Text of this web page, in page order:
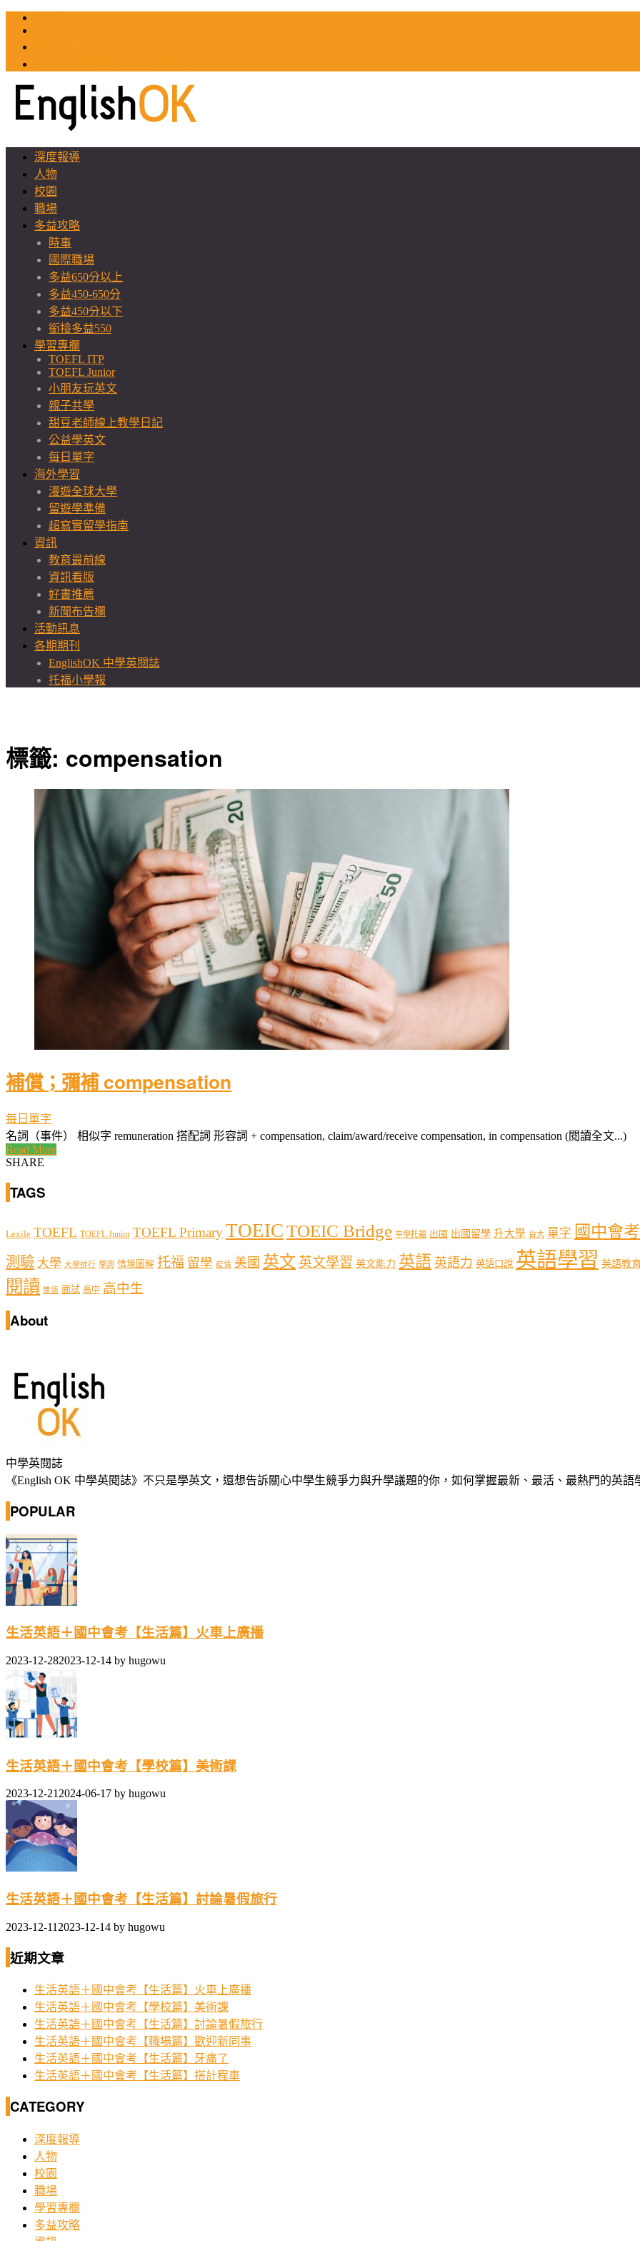
深度報導
人物
校園
職場
多益攻略
時事
國際職場
多益650分以上
多益450-650分
多益450分以下
銜接多益550
學習專欄
TOEFL ITP
TOEFL Junior
小朋友玩英文
親子共學
甜豆老師線上教學日記
公益學英文
每日單字
海外學習
漫遊全球大學
留遊學準備
超寫實留學指南
資訊
教育最前線
資訊看版
好書推薦
新聞布告欄
活動訊息
各期期刊
EnglishOK 中學英閱誌
托福小學報
標籤: compensation
補償；彌補 compensation
每日單字
名詞（事件） 相似字 remuneration 搭配詞 形容詞 + compensation, claim/award/receive compensation, in compensation (閱讀全文...)
Read More
SHARE
TAGS
Lexile TOEFL TOEFL Junior TOEFL PrimaryTOEICTOEIC Bridge 中學托福 出國 出國留學 升大學 台大 單字 國中會考
測驗 大學 大學排行 學測 情境圖解 托福 留學 疫情 美國 英文 英文學習 英文能力 英語 英語力 英語口說 英語學習 英語教
閱讀 雙語 面試 高中 高中生
About
中學英閱誌
《English OK 中學英閱誌》不只是學英文，還想告訴關心中學生競爭力與升學議題的你，如何掌握最新、最活、最熱門的英語
POPULAR
生活英語＋國中會考【生活篇】火車上廣播
2023-12-282023-12-14 by hugowu
生活英語＋國中會考【學校篇】美術課
2023-12-212024-06-17 by hugowu
生活英語＋國中會考【生活篇】討論暑假旅行
2023-12-11 2023-12-14 by hugowu
近期文章
生活英語＋國中會考【生活篇】火車上廣播
生活英語＋國中會考【學校篇】美術課
生活英語＋國中會考【生活篇】討論暑假旅行
生活英語＋國中會考【職場篇】歡迎新同事
生活英語＋國中會考【生活篇】牙痛了
生活英語＋國中會考【生活篇】搭計程車
CATEGORY
深度報導
人物
校園
職場
學習專欄
多益攻略